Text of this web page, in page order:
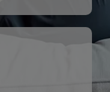
個不凡夢想的